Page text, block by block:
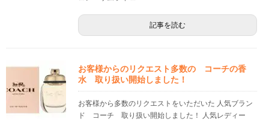
記事を読む
お客様からのリクエスト多数の コーチの香
水 取り扱い開始しました！
お客様から多数のリクエストをいただいた 人気ブラン
ド コーチ 取り扱い開始しました！ 人気レディー